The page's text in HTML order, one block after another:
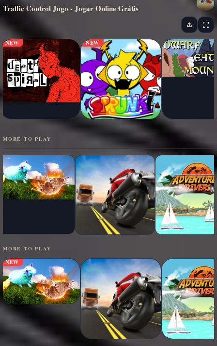
Traffic Control Jogo - Jogar Online Grátis
NEW NEW
MORE TO PLAY
MORE TO PLAY
NEW